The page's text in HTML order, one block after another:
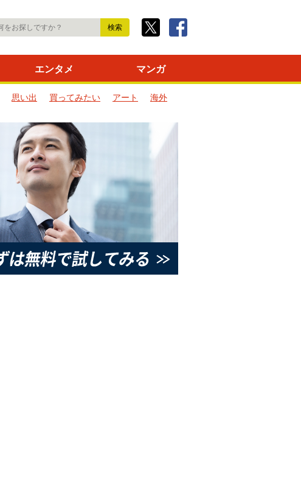
エンタメ マンガ
思い出 買ってみたい アート
海外